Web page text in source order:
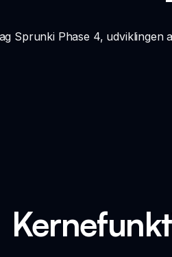
Sprunki Phase 4,